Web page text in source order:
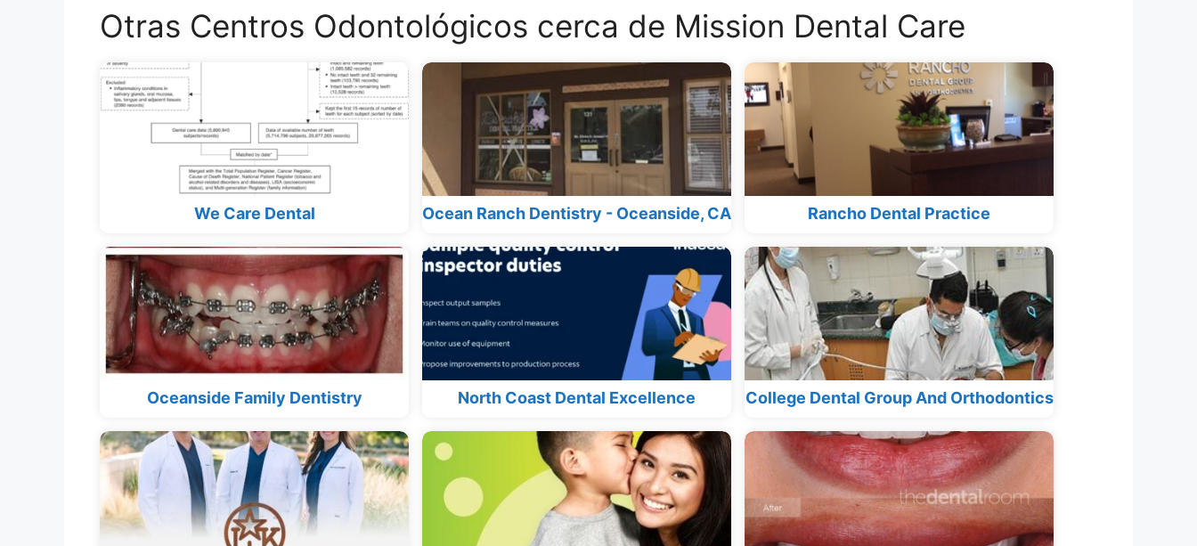
Otras Centros Odontológicos cerca de Mission Dental Care
We Care Dental Ocean Ranch Dentistry - Oceanside, CA Rancho Dental Practice
Oceanside Family Dentistry North Coast Dental Excellence College Dental Group And Orthodontics